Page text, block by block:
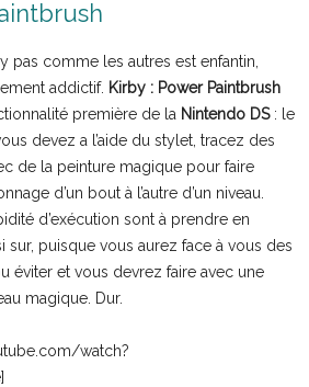
pas comme les autres est enfantin,
addictif. Kirby : Power Paintbrush
première de la Nintendo DS: le
devez a l’aide du stylet, tracez des
de la peinture magique pour faire
d’un bout à l’autre d’un niveau.
d’exécution sont à prendre en
sur, puisque vous aurez face à vous des
éviter et vous devrez faire avec une
magique. Dur.
watch?